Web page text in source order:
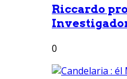
Riccardo
0